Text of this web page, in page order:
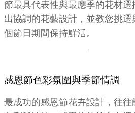
節最具代表性與最應季的花材
出協調的花藝設計，並教您挑
個節日期間保持鮮活。
感恩節色彩氛圍與季節情調
最成功的感恩節花卉設計，往往